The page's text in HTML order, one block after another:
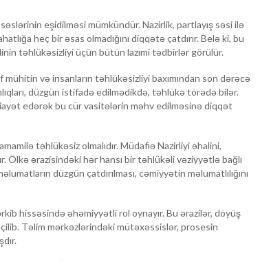
eşidilməsi mümkündür. Nazirlik, partlayış səsi ilə
heç bir əsas olmadığını diqqətə çatdırır. Belə ki, bu
təhlükəsizliyi üçün bütün lazımi tədbirlər görülür.
və insanların təhlükəsizliyi baxımından son dərəcə
düzgün istifadə edilmədikdə, təhlükə törədə bilər.
edərək bu cür vasitələrin məhv edilməsinə diqqət
təhlükəsiz olmalıdır. Müdafiə Nazirliyi əhalini,
Ölkə ərazisindəki hər hansı bir təhlükəli vəziyyətlə bağlı
düzgün çatdırılması, cəmiyyətin məlumatlılığını
hissəsində əhəmiyyətli rol oynayır. Bu ərazilər, döyüş
Təlim mərkəzlərindəki mütəxəssislər, prosesin